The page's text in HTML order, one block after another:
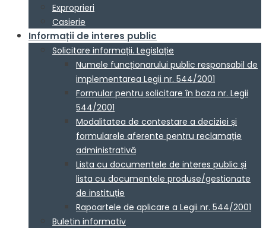
Exproprieri
Casierie
Informații de interes public
Solicitare informații. Legislație
Numele funcționarului public responsabil de
implementarea Legii nr. 544/2001
Formular pentru solicitare în baza nr. Legii
544/2001
Modalitatea de contestare a deciziei și
formularele aferente pentru reclamație
administrativă
Lista cu documentele de interes public și
lista cu documentele produse/gestionate
de instituție
Rapoartele de aplicare a Legii nr. 544/2001
Buletin informativ